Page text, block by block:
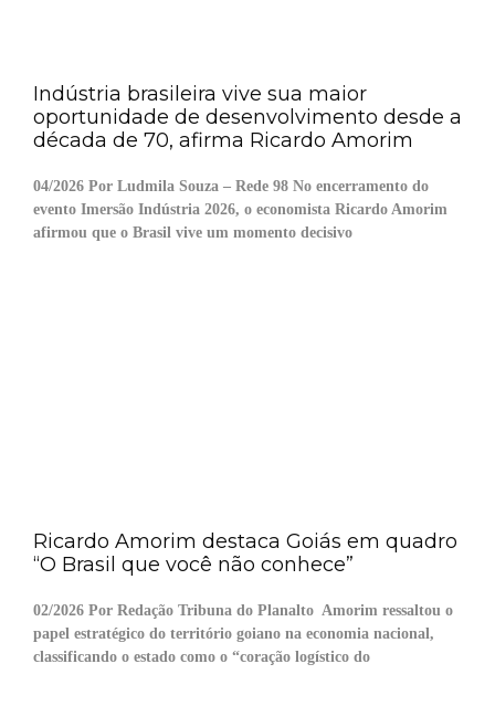
Indústria brasileira vive sua maior
oportunidade de desenvolvimento desde a
década de 70, afirma Ricardo Amorim
04/2026 Por Ludmila Souza – Rede 98 No encerramento do
evento Imersão Indústria 2026, o economista Ricardo Amorim
afirmou que o Brasil vive um momento decisivo
Ricardo Amorim destaca Goiás em quadro
“O Brasil que você não conhece”
02/2026 Por Redação Tribuna do Planalto Amorim ressaltou o
papel estratégico do território goiano na economia nacional,
classificando o estado como o “coração logístico do